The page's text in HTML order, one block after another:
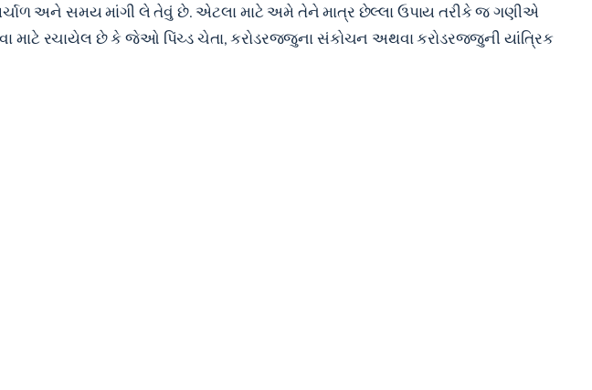
અને સમય માંગી લે તેવું છે. એટલા માટે અમે તેને માત્ર છેલ્લા ઉપાય તરીકે જ ગણીએ
રચાયેલ છે કે જેઓ પિંચ્ડ ચેતા, કરોડરજ્જુના સંકોચન અથવા કરોડરજ્જુની યાંત્રિક